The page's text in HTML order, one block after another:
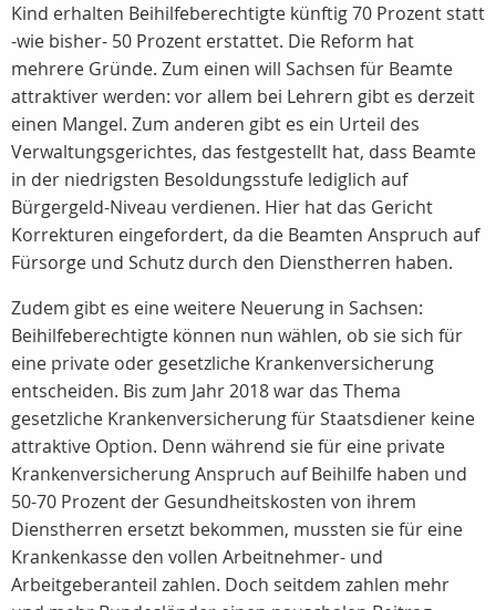
Kind erhalten Beihilfeberechtigte künftig 70 Prozent statt
-wie bisher- 50 Prozent erstattet. Die Reform hat
mehrere Gründe. Zum einen will Sachsen für Beamte
attraktiver werden: vor allem bei Lehrern gibt es derzeit
einen Mangel. Zum anderen gibt es ein Urteil des
Verwaltungsgerichtes, das festgestellt hat, dass Beamte
in der niedrigsten Besoldungsstufe lediglich auf
Bürgergeld-Niveau verdienen. Hier hat das Gericht
Korrekturen eingefordert, da die Beamten Anspruch auf
Fürsorge und Schutz durch den Dienstherren haben.
Zudem gibt es eine weitere Neuerung in Sachsen:
Beihilfeberechtigte können nun wählen, ob sie sich für
eine private oder gesetzliche Krankenversicherung
entscheiden. Bis zum Jahr 2018 war das Thema
gesetzliche Krankenversicherung für Staatsdiener keine
attraktive Option. Denn während sie für eine private
Krankenversicherung Anspruch auf Beihilfe haben und
50-70 Prozent der Gesundheitskosten von ihrem
Dienstherren ersetzt bekommen, mussten sie für eine
Krankenkasse den vollen Arbeitnehmer- und
Arbeitgeberanteil zahlen. Doch seitdem zahlen mehr